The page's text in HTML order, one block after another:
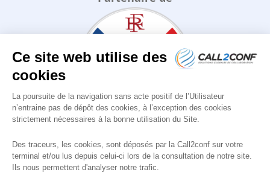
Ce site web utilise des
cookies
La poursuite de la navigation sans acte positif de l’Utilisateur
n’entraine pas de dépôt des cookies, à l’exception des cookies
strictement nécessaires à la bonne utilisation du Site.
Des traceurs, les cookies, sont déposés par la Call2conf sur votre
terminal et/ou lus depuis celui-ci lors de la consultation de notre site.
Ils nous permettent d'analyser notre trafic.